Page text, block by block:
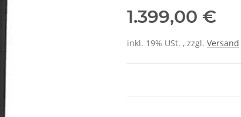
1.399,00 €
inkl. 19% USt. , zzgl. Versand